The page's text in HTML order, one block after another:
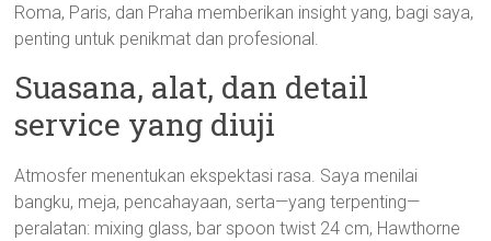
Roma, Paris, dan Praha memberikan insight yang, bagi saya,
penting untuk penikmat dan profesional.
Suasana, alat, dan detail
service yang diuji
Atmosfer menentukan ekspektasi rasa. Saya menilai
bangku, meja, pencahayaan, serta—yang terpenting—
peralatan: mixing glass, bar spoon twist 24 cm, Hawthorne